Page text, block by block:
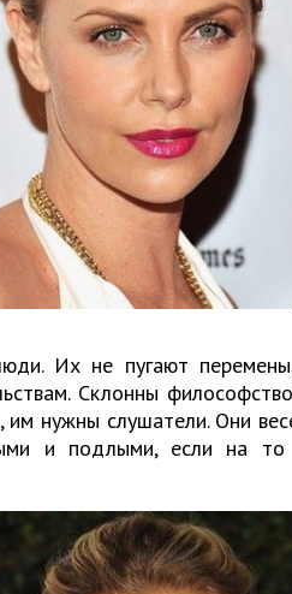
Их не пугают
Склонны
нужны слушатели. Они
и подлыми, если на то